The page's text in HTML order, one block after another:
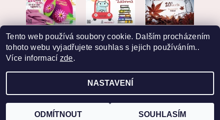
2026 © EKVARIAT, všechna práva vyhrazena
Vytvořil Shoptet
Tento web používá soubory cookie. Dalším procházením
tohoto webu vyjadřujete souhlas s jejich používáním..
Více informací zde.
NASTAVENÍ
ODMÍTNOUT SOUHLASÍM